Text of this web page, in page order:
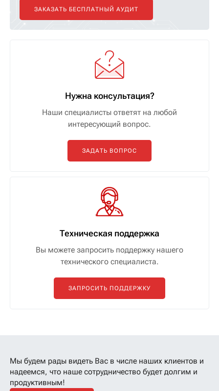
ЗАКАЗАТЬ БЕСПЛАТНЫЙ АУДИТ
Нужна консультация?
Наши специалисты ответят на любой
интересующий вопрос.
ЗАДАТЬ ВОПРОС
Техническая поддержка
Вы можете запросить поддержку нашего
технического специалиста.
ЗАПРОСИТЬ ПОДДЕРЖКУ
Мы будем рады видеть Вас в числе наших клиентов и
надеемся, что наше сотрудничество будет долгим и
продуктивным!